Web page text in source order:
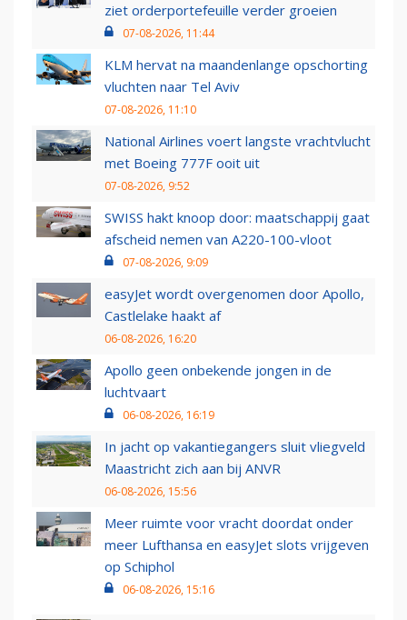
ziet orderportefeuille verder groeien
07-08-2026, 11:44
KLM hervat na maandenlange opschorting
vluchten naar Tel Aviv
07-08-2026, 11:10
National Airlines voert langste vrachtvlucht
met Boeing 777F ooit uit
07-08-2026, 9:52
SWISS hakt knoop door: maatschappij gaat
afscheid nemen van A220-100-vloot
07-08-2026, 9:09
easyJet wordt overgenomen door Apollo,
Castlelake haakt af
06-08-2026, 16:20
Apollo geen onbekende jongen in de
luchtvaart
06-08-2026, 16:19
In jacht op vakantiegangers sluit vliegveld
Maastricht zich aan bij ANVR
06-08-2026, 15:56
Meer ruimte voor vracht doordat onder
meer Lufthansa en easyJet slots vrijgeven
op Schiphol
06-08-2026, 15:16